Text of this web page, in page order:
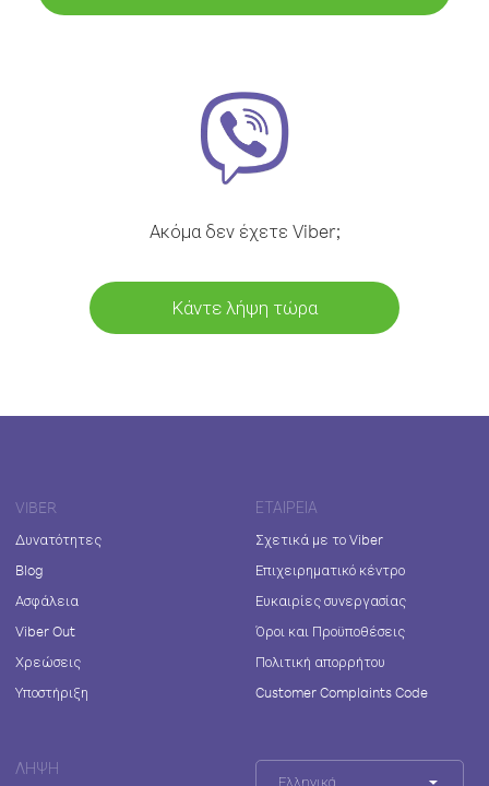
Ακόμα δεν έχετε Viber;
Κάντε λήψη τώρα
VIBER
Δυνατότητες
Blog
Ασφάλεια
Viber Out
Χρεώσεις
Υποστήριξη
ΕΤΑΙΡΕΊΑ
Σχετικά με το Viber
Επιχειρηματικό κέντρο
Ευκαιρίες συνεργασίας
Όροι και Προϋποθέσεις
Πολιτική απορρήτου
Customer Complaints Code
ΛΉΨΗ
Ελληνικά